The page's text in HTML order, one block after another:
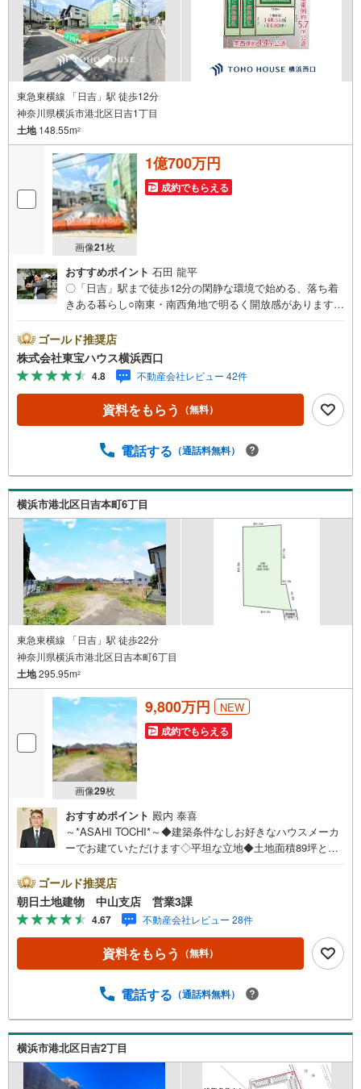
東急東横線 「日吉」駅 徒歩12分
神奈川県横浜市港北区日吉1丁目
土地148.55m2
画像21枚
1億700万円
成約でもらえる
おすすめポイント 石田 龍平
〇「日吉」駅まで徒歩12分の閑静な環境で始める、落ち着
きある暮らし○南東・南西角地で明るく開放感があります○
ームをーーーーYahoo！ 不動産キャンペーン対象店舗ーー
ーー当店で物件を成約するとPayPayボーナスライトがもら
える「Yahoo！ 不動産 物件ご成約キャンペーン」の対象に
なります。「資料をもらう」「見学予約をする」ボタンか
らお問い合わせください。※必ずYahoo！ JAPAN IDでログ
インしてください。※PayPayボーナスライトは出金と譲渡
ーーーーーーーーーーーーーーーーーーーーーー紹介金融
026年8月時点 のものであり、実際の適用金利は融資実行時
のものとなります。金利情勢により表記の返済額と異なる
場合があります。ーーーーーーーーーーーーーーーーーー
ーーーーーーー
ゴールド推奨店
株式会社東宝ハウス横浜西口
4.8 不動産会社レビュー 42件
資料をもらう （無料）
電話する （通話料無料）
横浜市港北区日吉本町6丁目
東急東横線 「日吉」駅 徒歩22分
神奈川県横浜市港北区日吉本町6丁目
土地295.95m2
画像29枚
9,800万円 NEW
成約でもらえる
おすすめポイント 殿内 泰喜
～*ASAHI TOCHI*～◆建築条件なしお好きなハウスメーカ
ーでお建ていただけます◇平坦な立地◆土地面積89坪とゆ
* 住まい、安心のおとりつぎ * * * *おかげさまで42周年を迎
えることができました♪ご成約件数7万件達成!!☆当日のご
見学も対応可能です！☆JR横浜線「中山」駅徒歩1分！☆
ご予約は『朝日土地建物中山店』まで！朝日土地建物グル
ープは地域密着を合言葉に全13店舗でその地域No.1を目指
しております。広告掲載していない物件も多数ございま
平気・・？お家の買替えってどうするの・・？etc.まずは
させていただきます！お問い合わせをお待ちしております!!
ゴールド推奨店
朝日土地建物 中山支店 営業3課
4.67 不動産会社レビュー 28件
資料をもらう （無料）
電話する （通話料無料）
横浜市港北区日吉2丁目